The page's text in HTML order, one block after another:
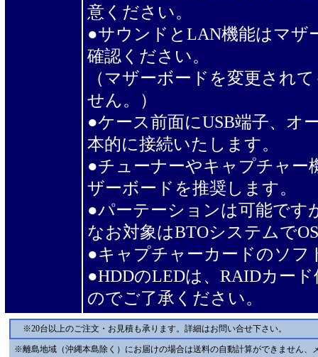
意ください。
●サウンドとLAN機能はマザ
確認ください。
（マザーボードを変更され
せん。）
●ケース前面にUSB端子、オ
本的に接続いたします。
●チューナーやキャプチャー
ザーボードを推奨します。
●パーテーションは可能です
なお対象はBTOシステムで
●キャプチャーカードのソフ
●HDDのLEDは、RAIDカー
のでご了承ください。
※20台以上のご注文・お見積も承ります。詳細はお問い合せ下さい。
※離島地域（沖縄本島除く）にお届けの場合は送料の自動計算ができません、